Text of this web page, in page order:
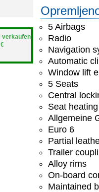
verkaufen
5 Airbags
Radio
Navigation
Automatic
Window lift
5 Seats
Central
Seat heating
Allgemeine
Euro 6
Partial
Trailer
Alloy rims
On-board
Maintained